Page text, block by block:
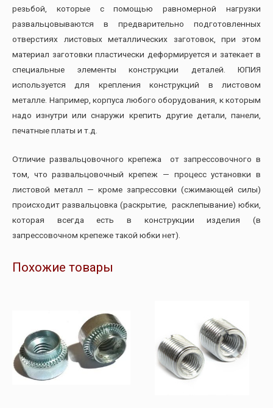
резьбой, которые с помощью равномерной нагрузки
развальцовываются в предварительно подготовленных
отверстиях листовых металлических заготовок, при этом
материал заготовки пластически деформируется и затекает в
специальные элементы конструкции деталей. ЮПИЯ
используется для крепления конструкций в листовом
металле. Например, корпуса любого оборудования, к которым
надо изнутри или снаружи крепить другие детали, панели,
печатные платы и т.д.
Отличие развальцовочного крепежа от запрессовочного в
том, что развальцовочный крепеж — процесс установки в
листовой металл — кроме запрессовки (сжимающей силы)
происходит развальцовка (раскрытие, расклепывание) юбки,
которая всегда есть в конструкции изделия (в
запрессовочном крепеже такой юбки нет).
Похожие товары